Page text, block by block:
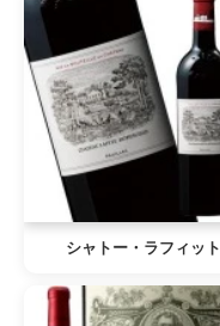
シャトー・ラフィット